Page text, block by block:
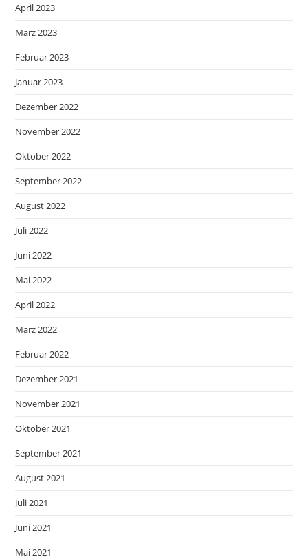
April 2023
März 2023
Februar 2023
Januar 2023
Dezember 2022
November 2022
Oktober 2022
September 2022
August 2022
Juli 2022
Juni 2022
Mai 2022
April 2022
März 2022
Februar 2022
Dezember 2021
November 2021
Oktober 2021
September 2021
August 2021
Juli 2021
Juni 2021
Mai 2021